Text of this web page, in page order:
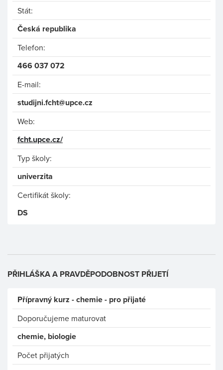
Stát:
Česká republika
Telefon:
466 037 072
E-mail:
studijni.fcht@upce.cz
Web:
fcht.upce.cz/
Typ školy:
univerzita
Certifikát školy:
DS
PŘIHLÁŠKA A PRAVDĚPODOBNOST PŘIJETÍ
Přípravný kurz - chemie - pro přijaté
Doporučujeme maturovat
chemie, biologie
Počet přijatých